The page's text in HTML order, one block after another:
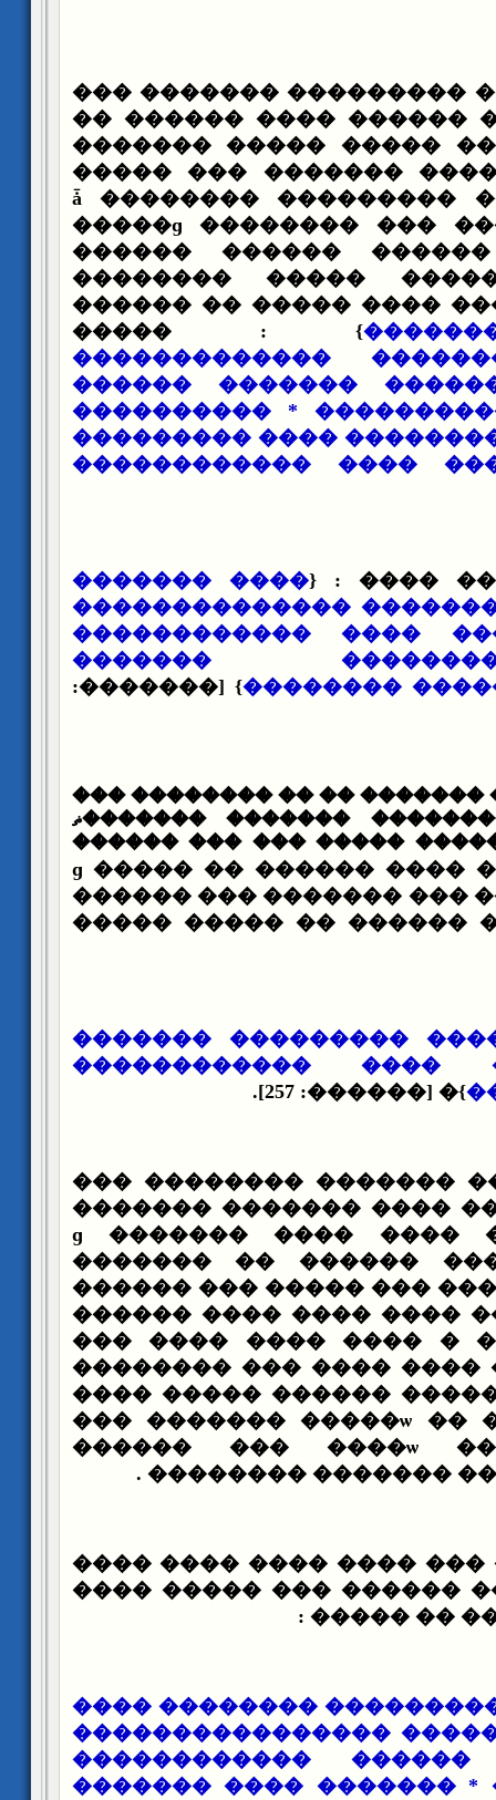
���� ���� ����
�������� ���� ������
������ ������� �����
���� ������ ����
����� ��� ��� ������ǡ �������� ���
�����ɡ �������� ���
������ ������
�������� �����
������ �� ����� ����
����� : {
�������������
������ �������
���������� *
��������� ����
������������ ����
�����
���� �������
�������� ����������
�������������� ����
�����
} [�������:
����� ��� ����� ������� ��
������� �������ޡ
����� ��� �� ������
�� �����ɡ ����� �� ������
��� ������ ������ɡ ������� ��� ������
�������� ���� ������
������� �������
������������ ����
}� [������: 257].
�� ������ ����
������ ������� ����
�����ɡ ������� ����
������� �� ������
������ ��� ����� ���
������ ���� ���� ����
��� ���� ���� ���� �
�������� ��� ���� ����
���� ����� ������
��� ������� �����ѡ ��
������ ��� ����ѡ
��� ��� ����� ��� ����
������ ���� �� ������
��� ������
���� ������ ���������
������ ����������
����������� ������
������������ *